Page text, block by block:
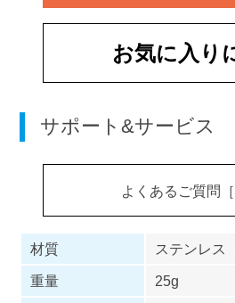
お気に入り
サポート&サービス
よくあるご質問［
材質
ステンレス
重量
25g